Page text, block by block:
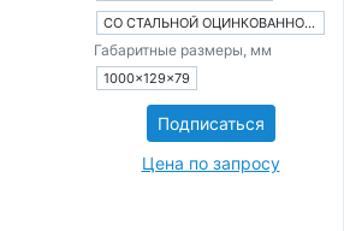
СО СТАЛЬНОЙ ОЦИНКОВАННОЙ РЕШЕТКОЙ
Габаритные размеры, мм
1000×129×79
Подписаться
Цена по запросу